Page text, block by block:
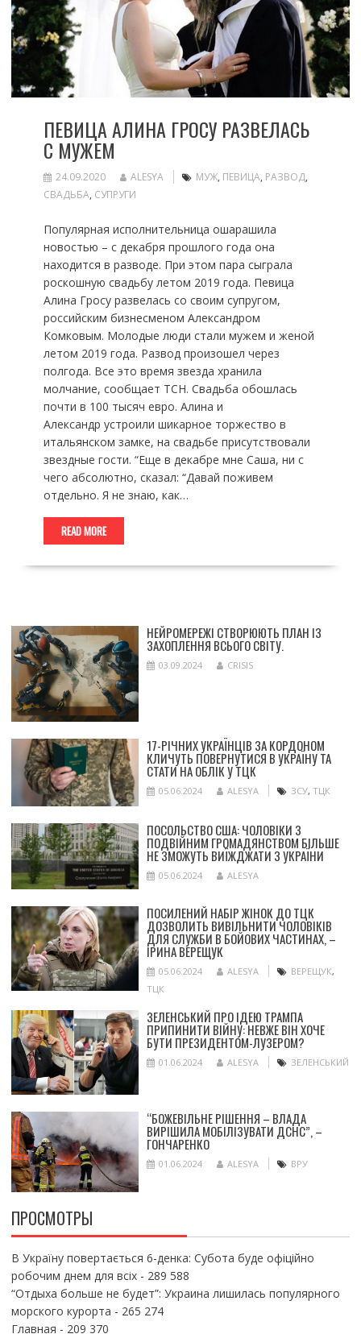
ПЕВИЦА АЛИНА ГРОСУ РАЗВЕЛАСЬ
С МУЖЕМ
24.09.2020 ALESYA МУЖ, ПЕВИЦА, РАЗВОД,
СВАДЬБА, СУПРУГИ
Популярная исполнительница ошарашила
новостью – с декабря прошлого года она
находится в разводе. При этом пара сыграла
роскошную свадьбу летом 2019 года. Певица
Алина Гросу развелась со своим супругом,
российским бизнесменом Александром
Комковым. Молодые люди стали мужем и женой
летом 2019 года. Развод произошел через
полгода. Все это время звезда хранила
молчание, сообщает ТСН. Свадьба обошлась
почти в 100 тысяч евро. Алина и
Александр устроили шикарное торжество в
итальянском замке, на свадьбе присутствовали
звездные гости. “Еще в декабре мне Саша, ни с
чего абсолютно, сказал: “Давай поживем
отдельно. Я не знаю, как…
READ MORE
НЕЙРОМЕРЕЖІ СТВОРЮЮТЬ ПЛАН ІЗ
ЗАХОПЛЕННЯ ВСЬОГО СВІТУ.
03.09.2024 CRISIS
17-РІЧНИХ УКРАЇНЦІВ ЗА КОРДОНОМ
КЛИЧУТЬ ПОВЕРНУТИСЯ В УКРАЇНУ ТА
СТАТИ НА ОБЛІК У ТЦК
05.06.2024 ALESYA ЗСУ, ТЦК
ПОСОЛЬСТВО США: ЧОЛОВІКИ З
ПОДВІЙНИМ ГРОМАДЯНСТВОМ БІЛЬШЕ
НЕ ЗМОЖУТЬ ВИЇЖДЖАТИ З УКРАЇНИ
05.06.2024 ALESYA
ПОСИЛЕНИЙ НАБІР ЖІНОК ДО ТЦК
ДОЗВОЛИТЬ ВИВІЛЬНИТИ ЧОЛОВІКІВ
ДЛЯ СЛУЖБИ В БОЙОВИХ ЧАСТИНАХ, –
ІРИНА ВЕРЕЩУК
05.06.2024 ALESYA ВЕРЕЩУК,
ТЦК
ЗЕЛЕНСЬКИЙ ПРО ІДЕЮ ТРАМПА
ПРИПИНИТИ ВІЙНУ: НЕВЖЕ ВІН ХОЧЕ
БУТИ ПРЕЗИДЕНТОМ-ЛУЗЕРОМ?
01.06.2024 ALESYA ЗЕЛЕНСЬКИЙ
“БОЖЕВІЛЬНЕ РІШЕННЯ – ВЛАДА
ВИРІШИЛА МОБІЛІЗУВАТИ ДСНС”, –
ГОНЧАРЕНКО
01.06.2024 ALESYA ВРУ
ПРОСМОТРЫ
В Україну повертається 6-денка: Субота буде офіційно
робочим днем для всіх- 289 588
“Отдыха больше не будет”: Украина лишилась популярного
морского курорта - 265 274
Главная - 209 370